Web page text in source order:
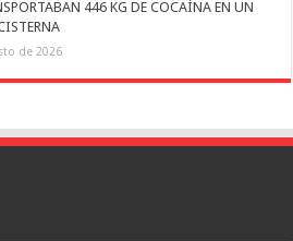
446 KG DE COCAÍNA EN UN
de 2026